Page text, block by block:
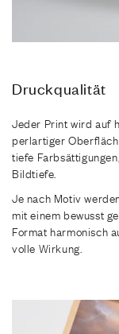
Druckqualität
Jeder Print wird auf
perlartiger
tiefe
Bildtiefe.
Je nach Motiv
mit einem bewusst
Format harmonisch
volle Wirkung.